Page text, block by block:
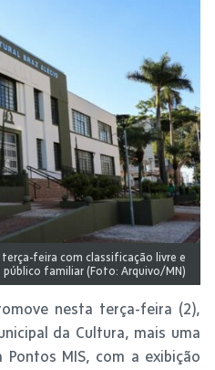
feira com classificação livre e
familiar (Foto: Arquivo/MN)
nesta terça-feira (2),
da Cultura, mais uma
MIS, com a exibição